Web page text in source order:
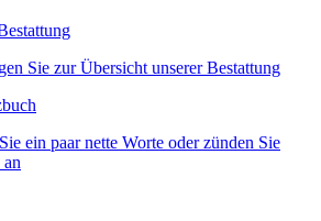
Sie zur Übersicht unserer Bestattung
ein paar nette Worte oder zünden Sie